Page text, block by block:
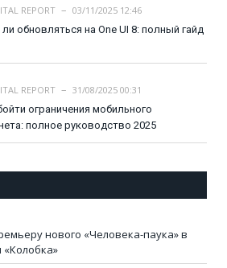
REPORT
03/11/2025 12:46
обновляться на One UI 8: полный гайд
REPORT
31/08/2025 00:31
ограничения мобильного
полное руководство 2025
нового «Человека-паука» в
«Колобка»